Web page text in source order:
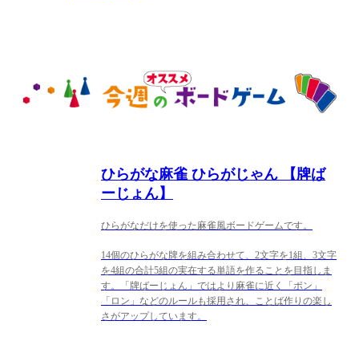
ひらがな麻雀 ひらがじゃん 【牌ば
ーじょん】
ひらがなだけを使った麻雀風ボードゲームです。
14個のひらがな牌を組み合わせて、2文字を1組、3文字
を4組の合計5組の実在する単語を作ることを目指しま
す。「牌ばーじょん」ではより麻雀に近く「ポン」
「ロン」などのルールも採用され、ことば作りの楽し
さがアップしています。